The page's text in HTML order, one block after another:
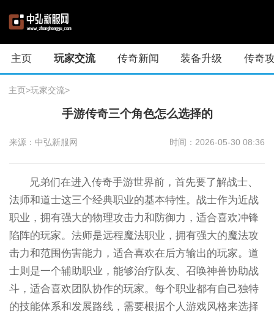
主页 玩家交流 传奇新闻 装备升级 传奇
主页>玩家交流>
手游传奇三个角色怎么选择的
来源：中弘新服网 时间：2026-05-30 08:36
兄弟们在进入传奇手游世界前，首先要了解战士、
法师和道士这三个经典职业的基本特性。战士作为近战
职业，拥有强大的物理攻击力和防御力，适合喜欢冲锋
陷阵的玩家。法师是远程魔法职业，拥有强大的魔法攻
击力和范围伤害能力，适合喜欢在后方输出的玩家。道
士则是一个辅助职业，能够治疗队友、召唤神兽协助战
斗，适合喜欢团队协作的玩家。每个职业都有自己独特
的技能体系和发展路线，需要根据个人游戏风格来选择